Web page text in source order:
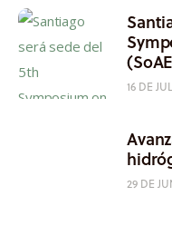
16 DE
29 DE